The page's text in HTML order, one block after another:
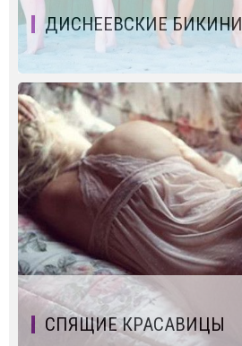
ДИСНЕЕВСКИЕ БИКИНИ
СПЯЩИЕ КРАСАВИЦЫ